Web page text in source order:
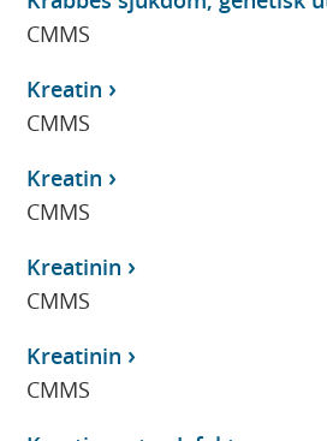
CMMS
Kreatin
CMMS
Kreatin
CMMS
Kreatinin
CMMS
Kreatinin
CMMS